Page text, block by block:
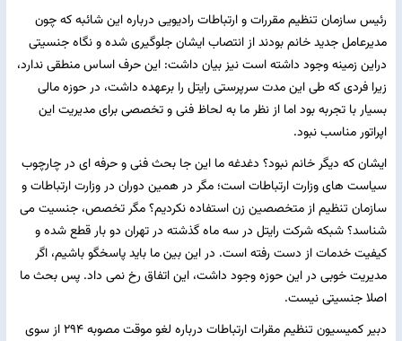
رئیس سازمان تنظیم مقررات و ارتباطات رادیویی درباره این شائبه که چون
مدیرعامل جدید خانم بودند از انتصاب ایشان جلوگیری شده و نگاه جنسیتی
دراین زمینه وجود داشته است نیز بیان داشت: این حرف اساس منطقی ندارد،
زیرا فردی که طی این مدت سرپرستی رایتل را برعهده داشت، در حوزه مالی
بسیار با تجربه بود اما از نظر ما به لحاظ فنی و تخصصی برای مدیریت این
اپراتور مناسب نبود.
ایشان که دیگر خانم نبود؟ دغدغه ما این جا بحث فنی و حرفه ای در چارچوب
سیاست های وزارت ارتباطات است؛ مگر در همین دوران در وزارت ارتباطات و
سازمان تنظیم از متخصصین زن استفاده نکردیم؟ مگر تخصص، جنسیت می
شناسد؟ شبکه شرکت رایتل در سه ماه گذشته در تهران دو بار قطع شده و
کیفیت خدمات از دست رفته است. در این بین ما باید پاسخگو باشیم، اگر
مدیریت خوبی در این حوزه وجود داشت، این اتفاق رخ نمی داد. پس بحث ما
اصلا جنسیتی نیست.
دبیر کمیسیون تنظیم مقرات ارتباطات درباره لغو موقت مصوبه ۲۹۴ از سوی